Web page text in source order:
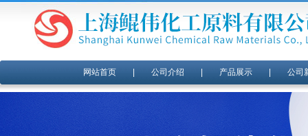
网站首页| 公司介绍 产品展示| 公司